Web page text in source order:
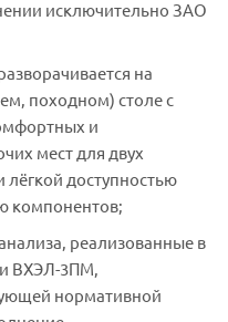
исключительно ЗАО
на
походном) столе с
и
мест для двух
лёгкой доступностью
компонентов;
реализованные в
ВХЭЛ-3ПМ,
нормативной